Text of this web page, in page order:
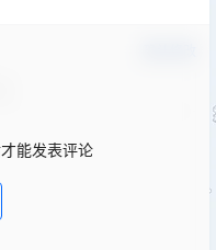
能发表评论